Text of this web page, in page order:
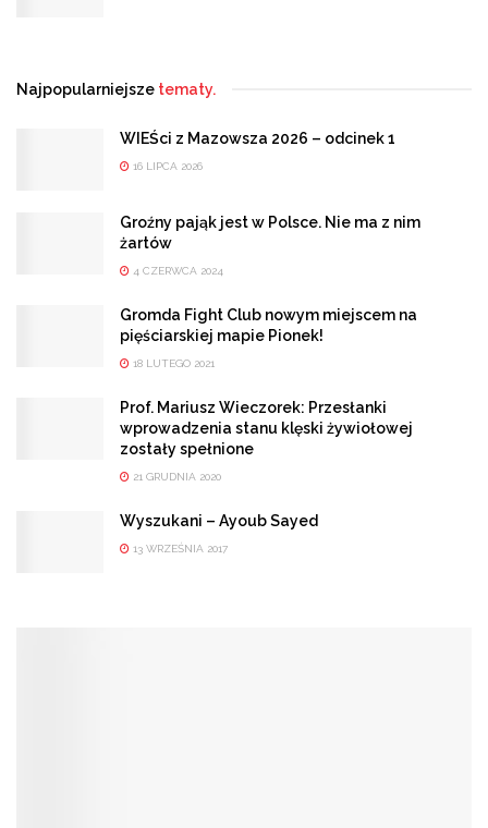
Najpopularniejsze tematy.
WIEŚci z Mazowsza 2026 – odcinek 1
16 LIPCA 2026
Groźny pająk jest w Polsce. Nie ma z nim
żartów
4 CZERWCA 2024
Gromda Fight Club nowym miejscem na
pięściarskiej mapie Pionek!
18 LUTEGO 2021
Prof. Mariusz Wieczorek: Przesłanki
wprowadzenia stanu klęski żywiołowej
zostały spełnione
21 GRUDNIA 2020
Wyszukani – Ayoub Sayed
13 WRZEŚNIA 2017